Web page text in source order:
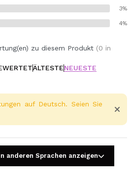
3%
4%
zu diesem Produkt (0 in
ÄLTESTENEUESTE
auf Deutsch. Seien Sie
anderen Sprachen anzeigen